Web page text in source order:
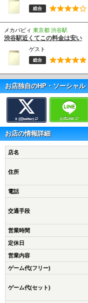
総合
メカバビィ 東京都 渋谷駅
渋谷駅近くてこの料金は安い
ゲスト
総合
お店独自のHP・ソーシャル
X (旧twitter) 公式LINE
お店の情報詳細
店名
住所
電話
交通手段
営業時間
定休日
営業内容
ゲーム代(フリー)
ゲーム代(セット)